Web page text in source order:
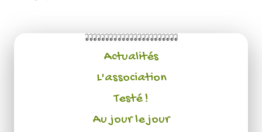
Actualités
L'association
Testé !
Au jour le jour